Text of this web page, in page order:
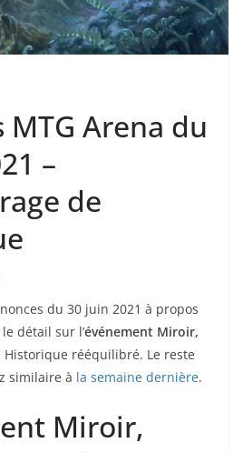
Arena du
–
de
du 30 juin 2021 à propos
détail sur l’événement Miroir,
Historique rééquilibré. Le reste
similaire à la semaine dernière.
Miroir,